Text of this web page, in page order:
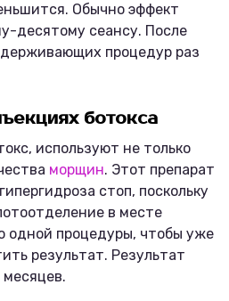
Обычно эффект
десятому сеансу. После
процедур раз
ботокса
используют не только
морщин. Этот препарат
стоп, поскольку
в месте
одной процедуры, чтобы уже
результат. Результат